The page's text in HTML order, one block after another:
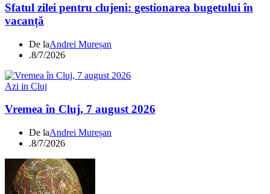
Sfatul zilei pentru clujeni: gestionarea bugetului în
vacanță
De laAndrei Mureșan
.8/7/2026
Azi in Cluj
Vremea în Cluj, 7 august 2026
De laAndrei Mureșan
.8/7/2026